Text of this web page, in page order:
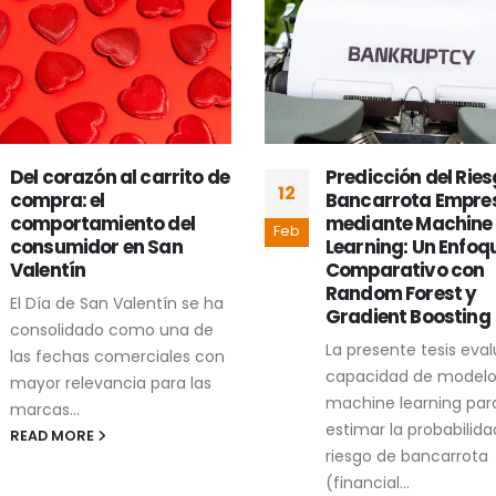
Predicción del Riesgo de
Bancarrota Empresarial
mediante Machine
Learning: Un Enfoque
Comparativo con
Random Forest y
Gradient Boosting
La presente tesis evaluará la
capacidad de modelos de
machine learning para
estimar la probabilidad de
20
Sep
¿Nearshoring,
Friendshoring, o
Reshoring? Retos y
Oportunidades
Futuro Productivo
México
Con el auge del
México se posiciona
más como una
opción para empresas
buscan diversificar...
READ MORE